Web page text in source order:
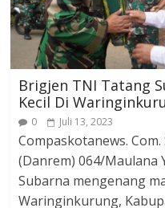
Brigjen TNI Tatang
Kecil Di
0 Juli 13, 2023
Compaskotanews.
(Danrem) 064/
Subarna mengenang
Waringinkurung,